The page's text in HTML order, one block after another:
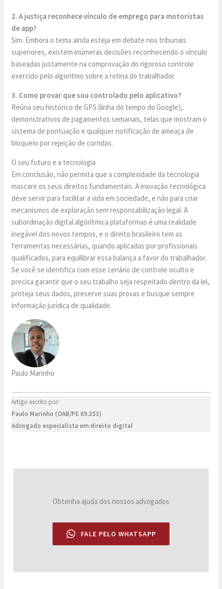
2. A justiça reconhece vínculo de emprego para motoristas
de app?
Sim. Embora o tema ainda esteja em debate nos tribunais
superiores, existem inúmeras decisões reconhecendo o vínculo
baseadas justamente na comprovação do rigoroso controle
exercido pelo algoritmo sobre a rotina do trabalhador.
3. Como provar que sou controlado pelo aplicativo?
Reúna seu histórico de GPS (linha do tempo do Google),
demonstrativos de pagamentos semanais, telas que mostram o
sistema de pontuação e qualquer notificação de ameaça de
bloqueio por rejeição de corridas.
O seu futuro e a tecnologia
Em conclusão, não permita que a complexidade da tecnologia
mascare os seus direitos fundamentais. A inovação tecnológica
deve servir para facilitar a vida em sociedade, e não para criar
mecanismos de exploração sem responsabilização legal. A
subordinação digital algorítmica plataformas é uma realidade
inegável dos novos tempos, e o direito brasileiro tem as
ferramentas necessárias, quando aplicadas por profissionais
qualificados, para equilibrar essa balança a favor do trabalhador.
Se você se identifica com esse cenário de controle oculto e
precisa garantir que o seu trabalho seja respeitado dentro da lei,
proteja seus dados, preserve suas provas e busque sempre
informação jurídica de qualidade.
Paulo Marinho
Artigo escrito por:
Paulo Marinho (OAB/PE 69.353)
Advogado especialista em direito digital
Obtenha ajuda dos nossos advogados
FALE PELO WHATSAPP